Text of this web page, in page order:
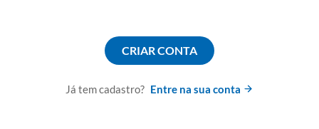
CRIAR CONTA
Já tem cadastro? Entre na sua conta